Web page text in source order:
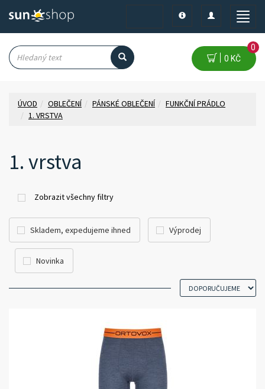
Toggle
Toggle
navigation
Toggle
0 KČ
0
ÚVOD OBLEČENÍ PÁNSKÉ OBLEČENÍ
FUNKČNÍ PRÁDLO
1. VRSTVA
1. vrstva
Zobrazit všechny filtry
Skladem, expedujeme ihned Výprodej
Novinka